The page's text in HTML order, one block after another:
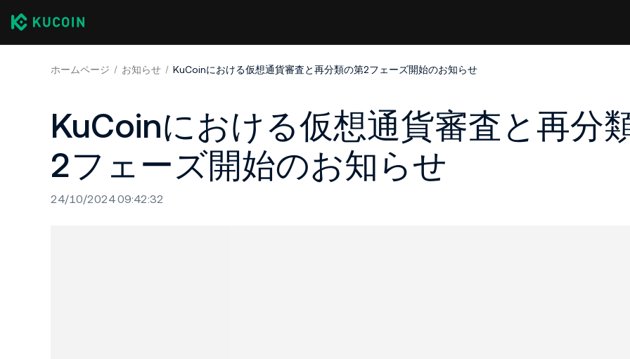
ホームページ お知らせ KuCoinにおける仮想通貨審査と再分類の第2フェーズ開始のお知らせ
KuCoinにおける仮想通貨審査と再分
2フェーズ開始のお知らせ
24/10/2024 09:42:32